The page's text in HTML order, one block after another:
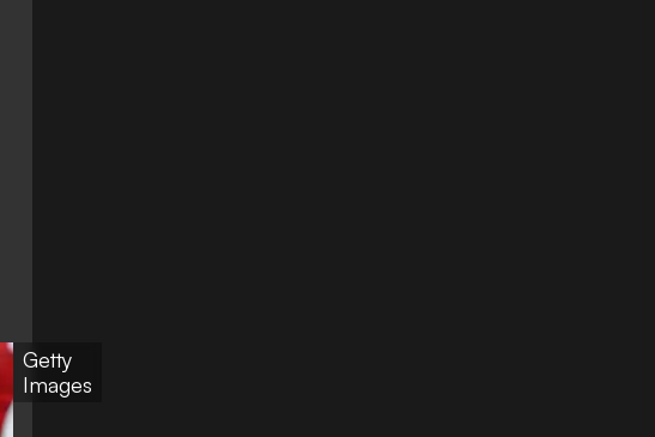
Getty
Images